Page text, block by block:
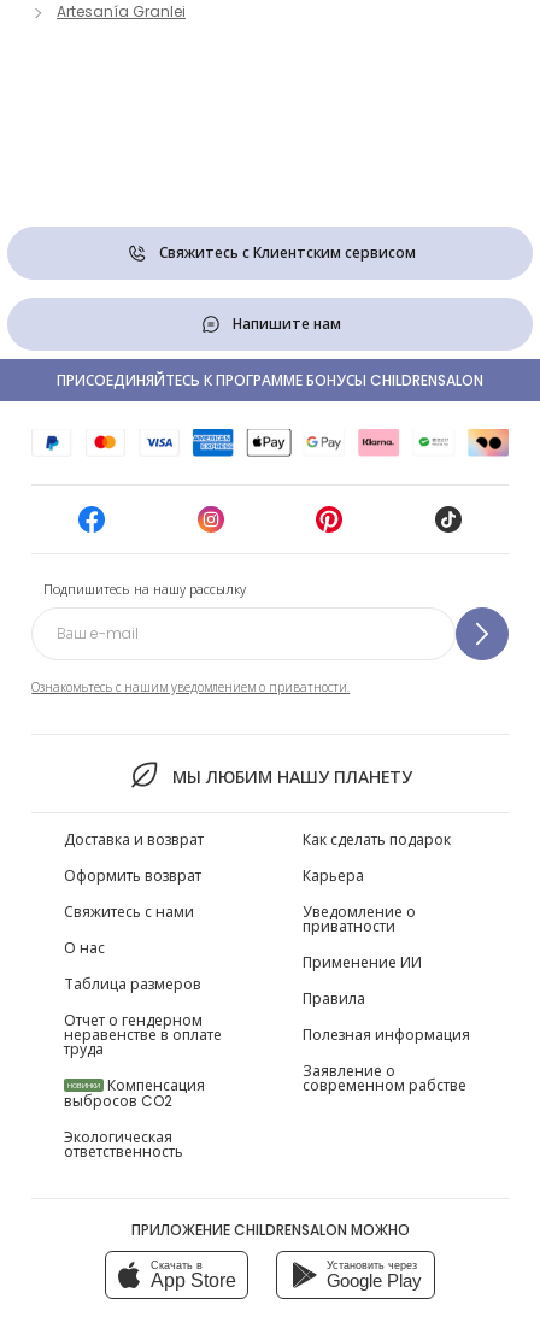
Artesanía Granlei
Свяжитесь с Клиентским сервисом
Напишите нам
Подпишитесь на нашу рассылку
Ознакомьтесь с нашим уведомлением о приватности.
МЫ ЛЮБИМ НАШУ ПЛАНЕТУ
ПРИСОЕДИНЯЙТЕСЬ К ПРОГРАММЕ БОНУСЫ CHILDRENSALON
Доставка и возврат
Оформить возврат
Свяжитесь с нами
О нас
Таблица размеров
Отчет о гендерном
неравенстве в оплате
труда
НОВИНКИ Компенсация
выбросов CO2
Экологическая
ответственность
Как сделать подарок
Карьера
Уведомление о
приватности
Применение ИИ
Правила
Полезная информация
Заявление о
современном рабстве
ПРИЛОЖЕНИЕ CHILDRENSALON МОЖНО
Скачать в
App Store
Установить через
Google Play